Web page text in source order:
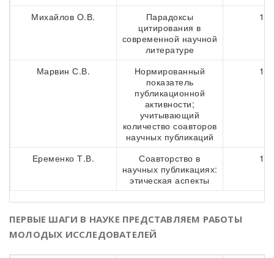
Михайлов О.В.
Парадоксы
цитирования в
современной научной
литературе
Марвин С.В.
Нормированный
показатель
публикационной
активности;
учитывающий
количество соавторов
научных публикаций
Еременко Т.В.
Соавторство в
научных публикациях:
этическая аспекты
ПЕРВЫЕ ШАГИ В НАУКЕ ПРЕДСТАВЛЯЕМ РАБОТЫ
МОЛОДЫХ ИССЛЕДОВАТЕЛЕЙ